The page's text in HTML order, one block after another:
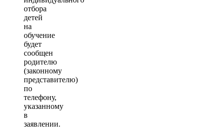
отбора
детей
на
обучение
будет
сообщен
родителю
(законному
представителю)
по
телефону,
указанному
в
заявлении.